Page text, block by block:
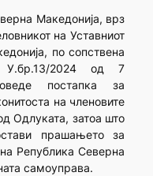
Македонија, врз
на Уставниот
по сопствена
У.бр.13/2024 од 7
постапка за
на членовите
Одлуката, затоа што
прашањето за
Република Северна
самоуправа.